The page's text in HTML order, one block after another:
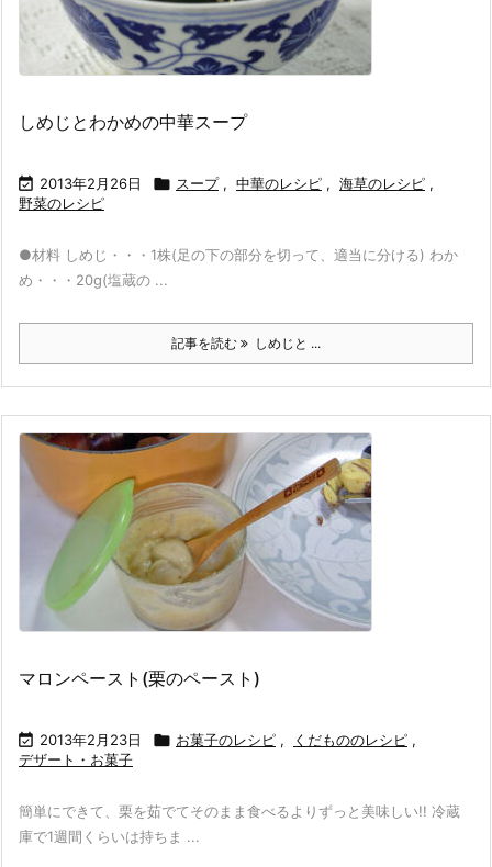
しめじとわかめの中華スープ
 2013年2月26日  スープ , 中華のレシピ , 海草のレシピ ,
野菜のレシピ
●材料 しめじ・・・1株(足の下の部分を切って、適当に分ける) わか
め・・・20g(塩蔵の ...
記事を読む しめじと ...
マロンペースト(栗のペースト)
 2013年2月23日  お菓子のレシピ , くだもののレシピ ,
デザート・お菓子
簡単にできて、栗を茹でてそのまま食べるよりずっと美味しい!! 冷蔵
庫で1週間くらいは持ちま ...